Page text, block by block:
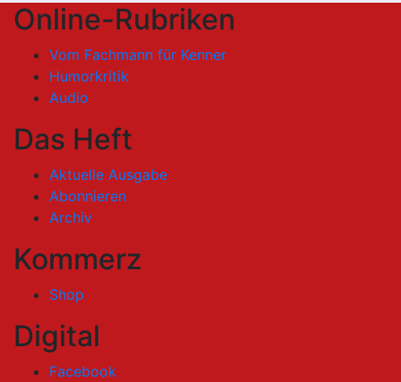
Online-Rubriken
Vom Fachmann für Kenner
Humorkritik
Audio
Das Heft
Aktuelle Ausgabe
Abonnieren
Archiv
Kommerz
Shop
Digital
Facebook